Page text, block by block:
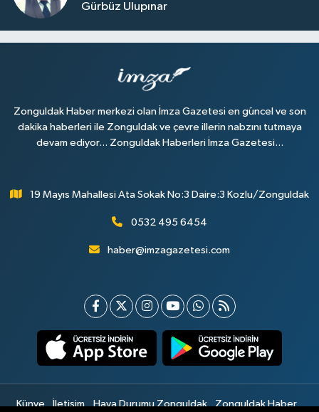
Gürbüz Ulupınar
Zonguldak Haber merkezi olan İmza Gazetesi en güncel ve son
dakika haberleri ile Zonguldak ve çevre illerin nabzını tutmaya
devam ediyor... Zonguldak Haberleri İmza Gazetesi...
19 Mayıs Mahallesi Ata Sokak No:3 Daire:3 Kozlu/Zonguldak
0532 495 6454
haber@imzagazetesi.com
Künye İletişim Hava Durumu Zonguldak Zonguldak Haber